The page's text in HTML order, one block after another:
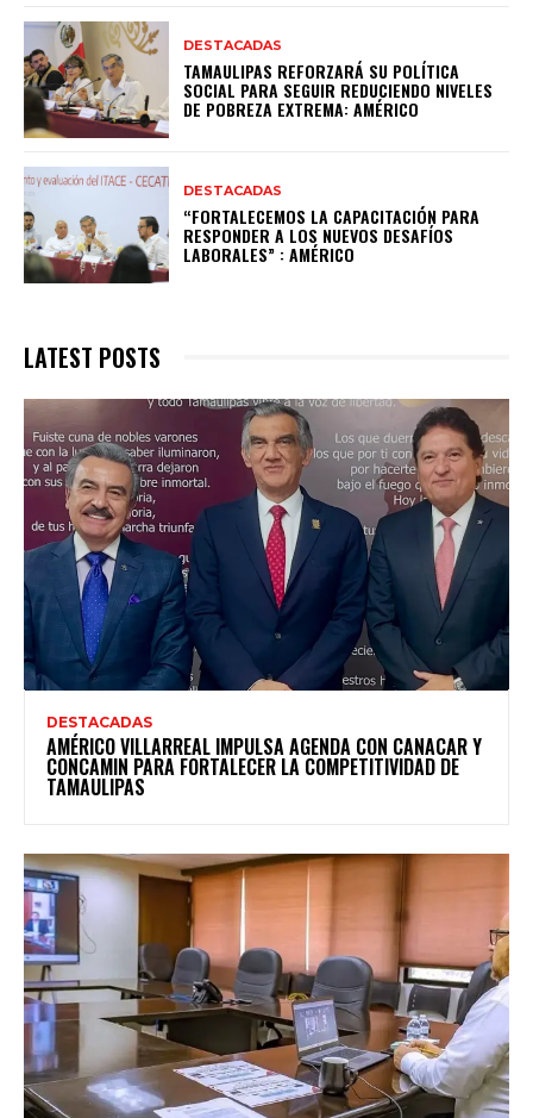
DESTACADAS
TAMAULIPAS REFORZARÁ SU POLÍTICA
SOCIAL PARA SEGUIR REDUCIENDO NIVELES
DE POBREZA EXTREMA: AMÉRICO
DESTACADAS
“FORTALECEMOS LA CAPACITACIÓN PARA
RESPONDER A LOS NUEVOS DESAFÍOS
LABORALES” : AMÉRICO
LATEST POSTS
DESTACADAS
AMÉRICO VILLARREAL IMPULSA AGENDA CON CANACAR Y
CONCAMIN PARA FORTALECER LA COMPETITIVIDAD DE
TAMAULIPAS